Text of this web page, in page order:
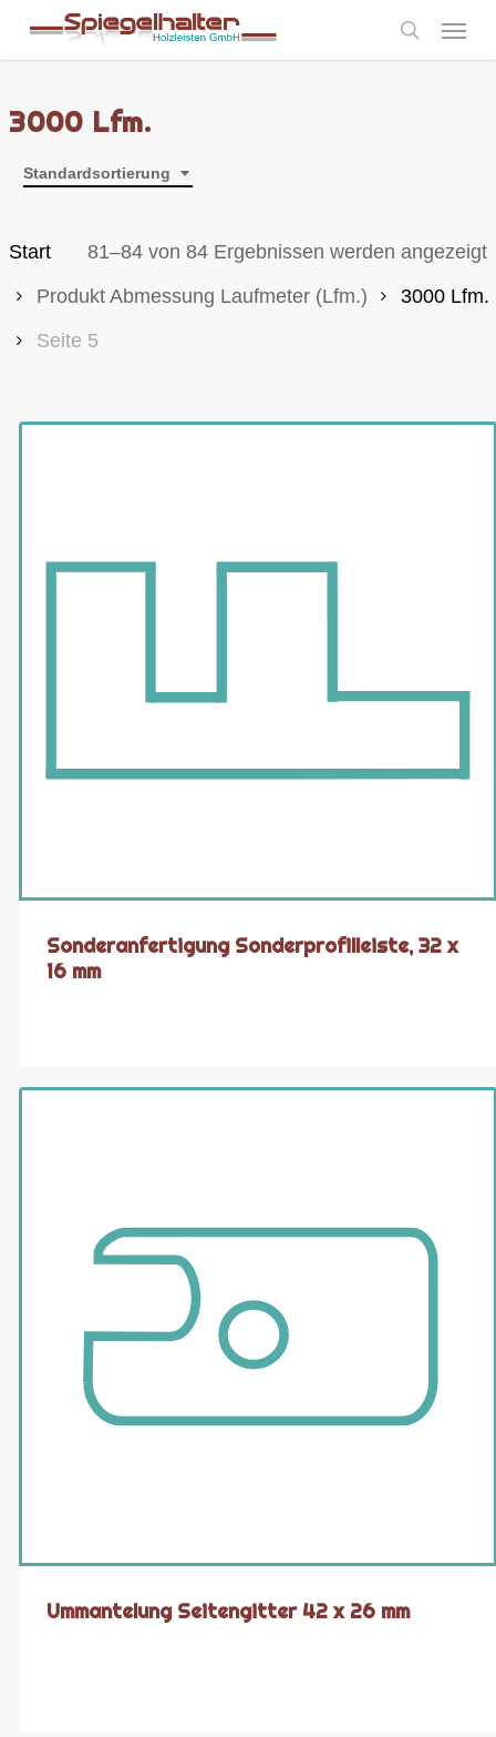
content
Menu
3000 Lfm.
Standardsortierung
81–84 von 84 Ergebnissen werden angezeigt
Start
Produkt Abmessung Laufmeter (Lfm.)
3000 Lfm.
Seite 5
Sonderanfertigung Sonderprofilleiste, 32 x
16 mm
Ummantelung Seitengitter 42 x 26 mm